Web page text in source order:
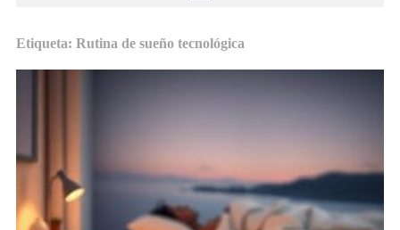
Etiqueta: Rutina de sueño tecnológica